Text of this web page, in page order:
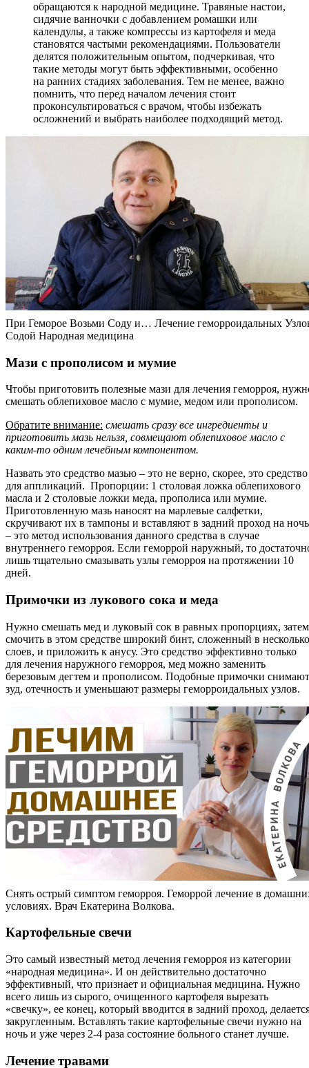
обращаются к народной медицине. Травяные настои,
сидячие ванночки с добавлением ромашки или
календулы, а также компрессы из картофеля и меда
становятся частыми рекомендациями. Пользователи
делятся положительным опытом, подчеркивая, что
такие методы могут быть эффективными, особенно
на ранних стадиях заболевания. Тем не менее, важно
помнить, что перед началом лечения стоит
проконсультироваться с врачом, чтобы избежать
осложнений и выбрать наиболее подходящий метод.
При Геморое Возьми Соду и… Лечение геморроидальных
Содой Народная медицина
Мази с прополисом и мумие
Чтобы приготовить полезные мази для лечения геморроя,
смешать облепиховое масло с мумие, медом или прополисом.
Обратите внимание: смешать сразу все ингредиенты и
приготовить мазь нельзя, совмещают облепиховое масло с
каким-то одним лечебным компонентом.
Назвать это средство мазью – это не верно, скорее, это средство
для аппликаций. Пропорции: 1 столовая ложка облепихового
масла и 2 столовые ложки меда, прополиса или мумие.
Приготовленную мазь наносят на марлевые салфетки,
скручивают их в тампоны и вставляют в задний проход на ночь
– это метод использования данного средства в случае
внутреннего геморроя. Если геморрой наружный, то
лишь тщательно смазывать узлы геморроя на протяжении 10
дней.
Примочки из лукового сока и меда
Нужно смешать мед и луковый сок в равных пропорциях, затем
смочить в этом средстве широкий бинт, сложенный в несколько
слоев, и приложить к анусу. Это средство эффективно только
для лечения наружного геморроя, мед можно заменить
березовым дегтем и прополисом. Подобные примочки снимают
зуд, отечность и уменьшают размеры геморроидальных узлов.
Снять острый симптом геморроя. Геморрой лечение в
условиях. Врач Екатерина Волкова.
Картофельные свечи
Это самый известный метод лечения геморроя из категории
«народная медицина». И он действительно достаточно
эффективный, что признает и официальная медицина. Нужно
всего лишь из сырого, очищенного картофеля вырезать
«свечку», ее конец, который вводится в задний проход,
закругленным. Вставлять такие картофельные свечи нужно на
ночь и уже через 2-4 раза состояние больного станет лучше.
Лечение травами